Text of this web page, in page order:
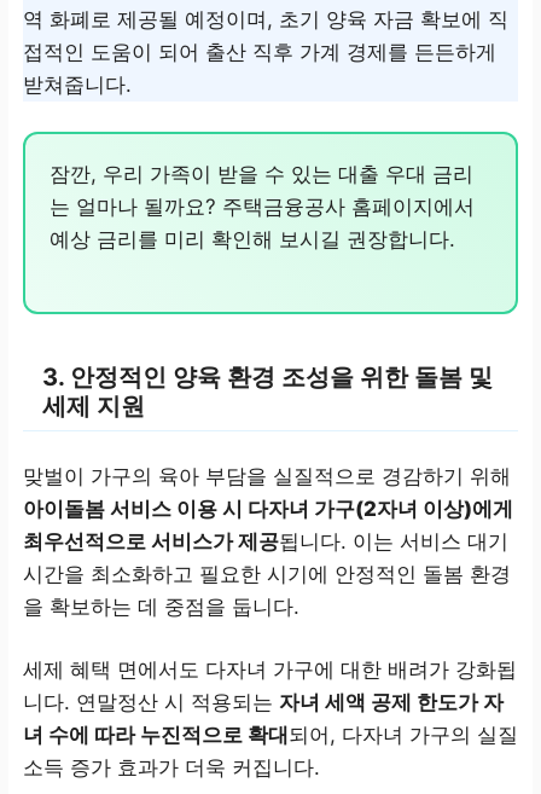
역 화폐로 제공될 예정이며, 초기 양육 자금 확보에 직
접적인 도움이 되어 출산 직후 가계 경제를 든든하게
받쳐줍니다.
잠깐, 우리 가족이 받을 수 있는 대출 우대 금리
는 얼마나 될까요? 주택금융공사 홈페이지에서
예상 금리를 미리 확인해 보시길 권장합니다.
3. 안정적인 양육 환경 조성을 위한 돌봄 및
세제 지원
맞벌이 가구의 육아 부담을 실질적으로 경감하기 위해
아이돌봄 서비스 이용 시 다자녀 가구(2자녀 이상)에게
최우선적으로 서비스가 제공됩니다. 이는 서비스 대기
시간을 최소화하고 필요한 시기에 안정적인 돌봄 환경
을 확보하는 데 중점을 둡니다.
세제 혜택 면에서도 다자녀 가구에 대한 배려가 강화됩
니다. 연말정산 시 적용되는 자녀 세액 공제 한도가 자
녀 수에 따라 누진적으로 확대 되어, 다자녀 가구의 실질
소득 증가 효과가 더욱 커집니다.